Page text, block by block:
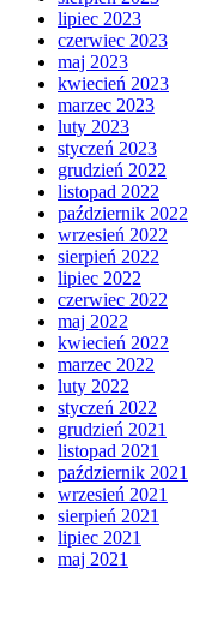
lipiec 2023
czerwiec 2023
maj 2023
kwiecień 2023
marzec 2023
luty 2023
styczeń 2023
grudzień 2022
listopad 2022
październik 2022
wrzesień 2022
sierpień 2022
lipiec 2022
czerwiec 2022
maj 2022
kwiecień 2022
marzec 2022
luty 2022
styczeń 2022
grudzień 2021
listopad 2021
październik 2021
wrzesień 2021
sierpień 2021
lipiec 2021
maj 2021